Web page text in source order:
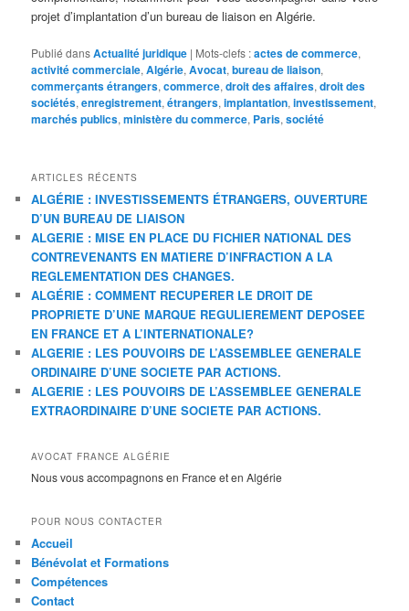
projet d’implantation d’un bureau de liaison en Algérie.
Publié dansActualité juridique | Mots-clefs :actes de commerce,
activité commerciale,Algérie,Avocat,bureau de liaison,
commerçants étrangers,commerce,droit des affaires,droit des
sociétés,enregistrement,étrangers,implantation,investissement,
marchés publics,ministère du commerce, Paris,société
ARTICLES RÉCENTS
ALGÉRIE : INVESTISSEMENTS ÉTRANGERS, OUVERTURE
D’UN BUREAU DE LIAISON
ALGERIE : MISE EN PLACE DU FICHIER NATIONAL DES
CONTREVENANTS EN MATIERE D’INFRACTION A LA
REGLEMENTATION DES CHANGES.
ALGÉRIE : COMMENT RECUPERER LE DROIT DE
PROPRIETE D’UNE MARQUE REGULIEREMENT DEPOSEE
EN FRANCE ET A L’INTERNATIONALE?
ALGERIE : LES POUVOIRS DE L’ASSEMBLEE GENERALE
ORDINAIRE D’UNE SOCIETE PAR ACTIONS.
ALGERIE : LES POUVOIRS DE L’ASSEMBLEE GENERALE
EXTRAORDINAIRE D’UNE SOCIETE PAR ACTIONS.
AVOCAT FRANCE ALGÉRIE
Nous vous accompagnons en France et en Algérie
POUR NOUS CONTACTER
Accueil
Bénévolat et Formations
Compétences
Contact